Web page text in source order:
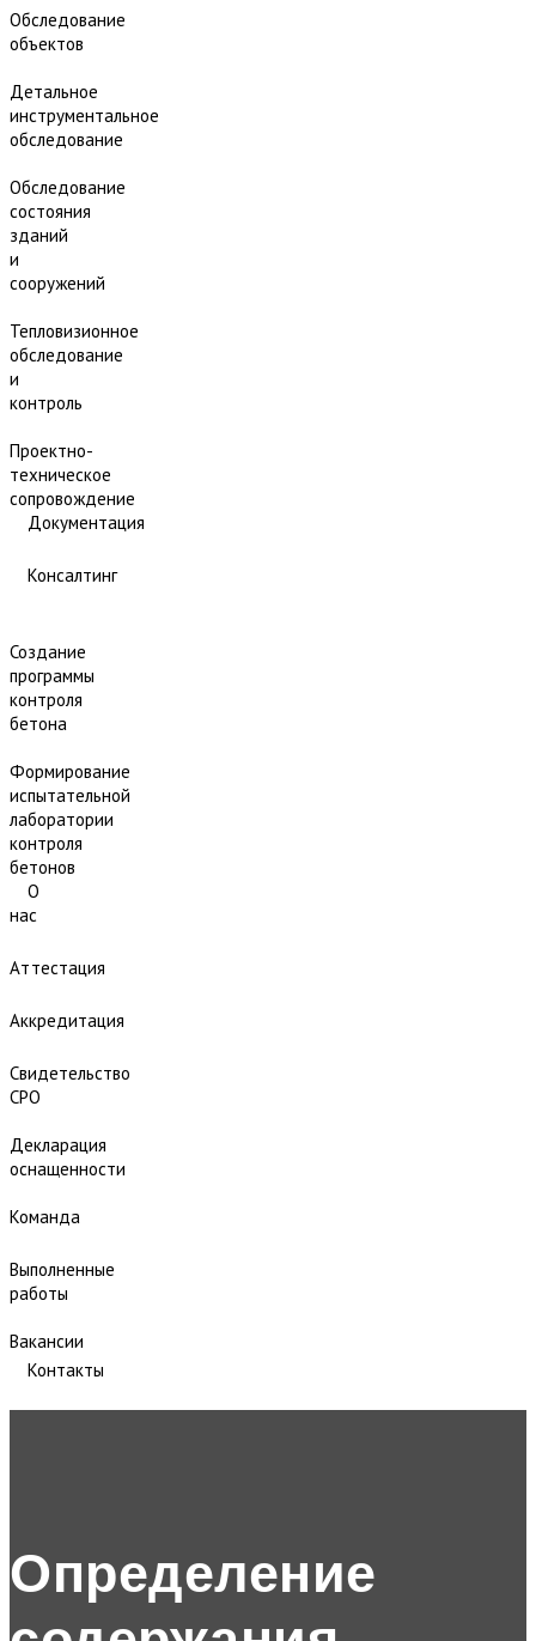
Обследование
объектов
Детальное
инструментальное
обследование
Обследование
состояния
зданий
и
сооружений
Тепловизионное
обследование
и
контроль
Проектно-
техническое
сопровождение
Документация
Консалтинг
Создание
программы
контроля
бетона
Формирование
испытательной
лаборатории
контроля
бетонов
О
нас
Аттестация
Аккредитация
Свидетельство
СРО
Декларация
оснащенности
Команда
Выполненные
работы
Вакансии
Контакты
Определение